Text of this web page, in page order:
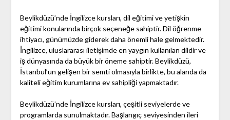
Beylikdüzü’nde İngilizce kursları, dil eğitimi ve yetişkin
eğitimi konularında birçok seçeneğe sahiptir. Dil öğrenme
ihtiyacı, günümüzde giderek daha önemli hale gelmektedir.
İngilizce, uluslararası iletişimde en yaygın kullanılan dildir ve
iş dünyasında da büyük bir öneme sahiptir. Beylikdüzü,
İstanbul’un gelişen bir semti olmasıyla birlikte, bu alanda da
kaliteli eğitim kurumlarına ev sahipliği yapmaktadır.
Beylikdüzü’nde İngilizce kursları, çeşitli seviyelerde ve
programlarda sunulmaktadır. Başlangıç seviyesinden ileri